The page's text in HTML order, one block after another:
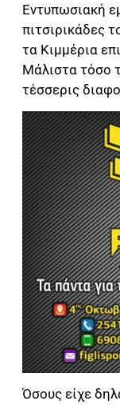
Εντυπωσιακή
πιτσιρικάδες
τα Κιμμέρια
Μάλιστα τόσο
τέσσερις
Όσους είχε